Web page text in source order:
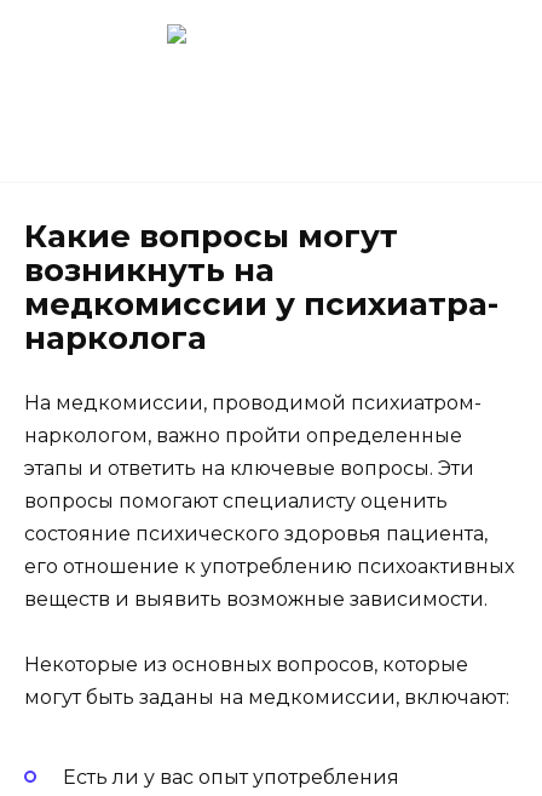
Какие вопросы могут
возникнуть на
медкомиссии у психиатра-
нарколога
На медкомиссии, проводимой психиатром-
наркологом, важно пройти определенные
этапы и ответить на ключевые вопросы. Эти
вопросы помогают специалисту оценить
состояние психического здоровья пациента,
его отношение к употреблению психоактивных
веществ и выявить возможные зависимости.
Некоторые из основных вопросов, которые
могут быть заданы на медкомиссии, включают:
Есть ли у вас опыт употребления